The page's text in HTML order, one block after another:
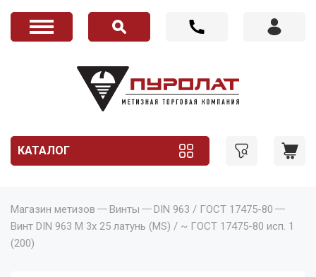
КАТАЛОГ
Магазин метизов Винты
DIN 963 / ГОСТ 17475-80
Винт DIN 963 M 3x 25 латунь (MS) / ~ ГОСТ 17475-80 исп. 1
(200)